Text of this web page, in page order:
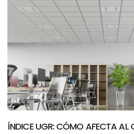
ÍNDICE UGR: CÓMO AFECTA AL